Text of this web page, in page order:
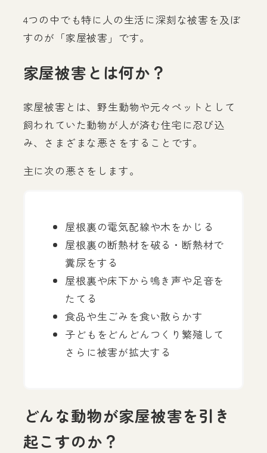
4つの中でも特に人の生活に深刻な被害を及ぼ
すのが「家屋被害」です。
家屋被害とは何か？
家屋被害とは、野生動物や元々ペットとして
飼われていた動物が人が済む住宅に忍び込
み、さまざまな悪さをすることです。
主に次の悪さをします。
屋根裏の電気配線や木をかじる
屋根裏の断熱材を破る・断熱材で
糞尿をする
屋根裏や床下から鳴き声や足音を
たてる
食品や生ごみを食い散らかす
子どもをどんどんつくり繁殖して
さらに被害が拡大する
どんな動物が家屋被害を引き
起こすのか？